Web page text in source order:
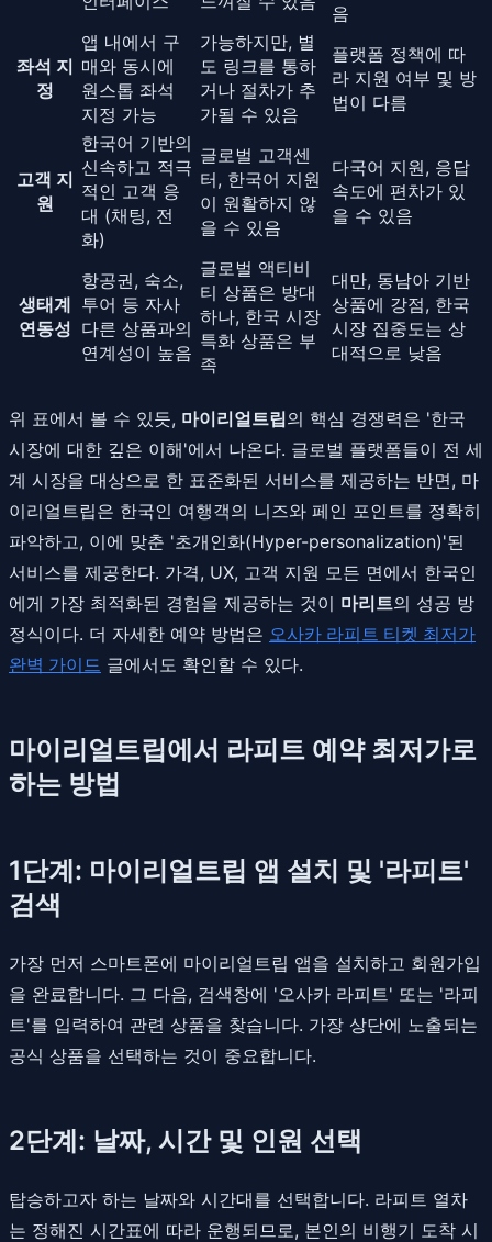
음
좌석 지
정
앱 내에서 구
매와 동시에
원스톱 좌석
지정 가능
가능하지만, 별
도 링크를 통하
거나 절차가 추
가될 수 있음
플랫폼 정책에 따
라 지원 여부 및 방
법이 다름
고객 지
원
한국어 기반의
신속하고 적극
적인 고객 응
대 (채팅, 전
화)
글로벌 고객센
터, 한국어 지원
이 원활하지 않
을 수 있음
다국어 지원, 응답
속도에 편차가 있
을 수 있음
생태계
연동성
항공권, 숙소,
투어 등 자사
다른 상품과의
연계성이 높음
글로벌 액티비
티 상품은 방대
하나, 한국 시장
특화 상품은 부
족
대만, 동남아 기반
상품에 강점, 한국
시장 집중도는 상
대적으로 낮음
위 표에서 볼 수 있듯, 마이리얼트립의 핵심 경쟁력은 '한국
시장에 대한 깊은 이해'에서 나온다. 글로벌 플랫폼들이 전 세
계 시장을 대상으로 한 표준화된 서비스를 제공하는 반면, 마
이리얼트립은 한국인 여행객의 니즈와 페인 포인트를 정확히
파악하고, 이에 맞춘 '초개인화(Hyper-personalization)'된
서비스를 제공한다. 가격, UX, 고객 지원 모든 면에서 한국인
에게 가장 최적화된 경험을 제공하는 것이 마리트의 성공 방
정식이다. 더 자세한 예약 방법은 오사카 라피트 티켓 최저가
완벽 가이드 글에서도 확인할 수 있다.
마이리얼트립에서 라피트 예약 최저가로
하는 방법
1단계: 마이리얼트립 앱 설치 및 '라피트'
검색
가장 먼저 스마트폰에 마이리얼트립 앱을 설치하고 회원가입
을 완료합니다. 그 다음, 검색창에 '오사카 라피트' 또는 '라피
트'를 입력하여 관련 상품을 찾습니다. 가장 상단에 노출되는
공식 상품을 선택하는 것이 중요합니다.
2단계: 날짜, 시간 및 인원 선택
탑승하고자 하는 날짜와 시간대를 선택합니다. 라피트 열차
는 정해진 시간표에 따라 운행되므로, 본인의 비행기 도착 시